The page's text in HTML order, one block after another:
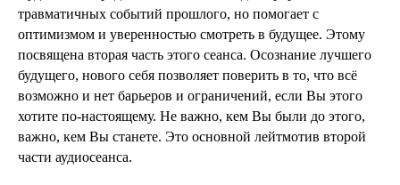
травматичных событий прошлого, но помогает с
оптимизмом и уверенностью смотреть в будущее. Этому
посвящена вторая часть этого сеанса. Осознание лучшего
будущего, нового себя позволяет поверить в то, что всё
возможно и нет барьеров и ограничений, если Вы этого
хотите по-настоящему. Не важно, кем Вы были до этого,
важно, кем Вы станете. Это основной лейтмотив второй
части аудиосеанса.